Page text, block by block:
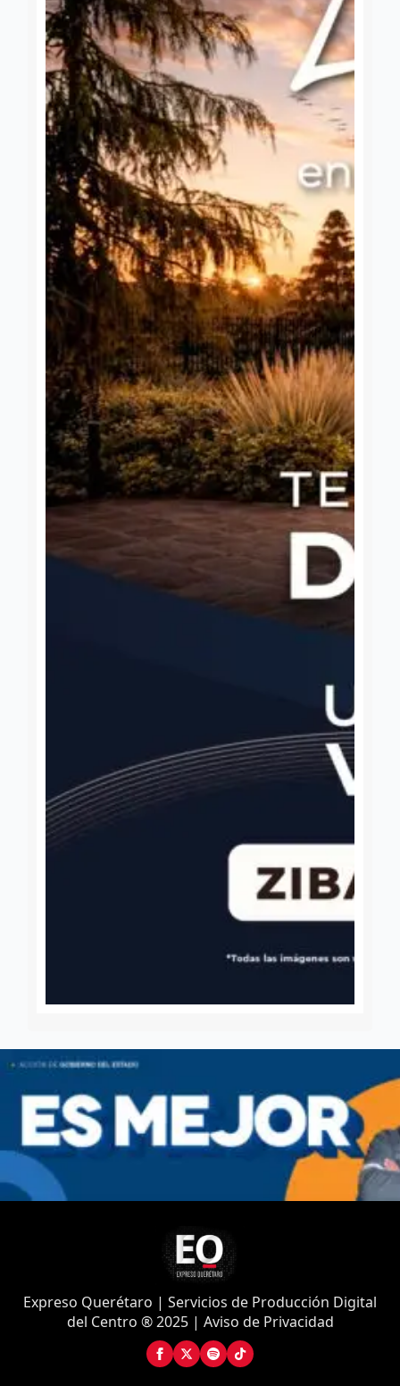
Expreso Querétaro | Servicios de Producción Digital
del Centro ® 2025 | Aviso de Privacidad